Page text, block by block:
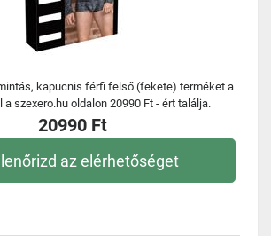
kapucnis férfi felső (fekete) terméket a
a szexero.hu oldalon 20990 Ft - ért találja.
20990 Ft
az elérhetőséget